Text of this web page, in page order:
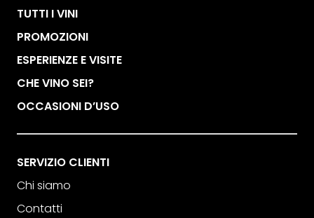
TUTTI I VINI
PROMOZIONI
ESPERIENZE E VISITE
CHE VINO SEI?
OCCASIONI D’USO
SERVIZIO CLIENTI
Chi siamo
Contatti